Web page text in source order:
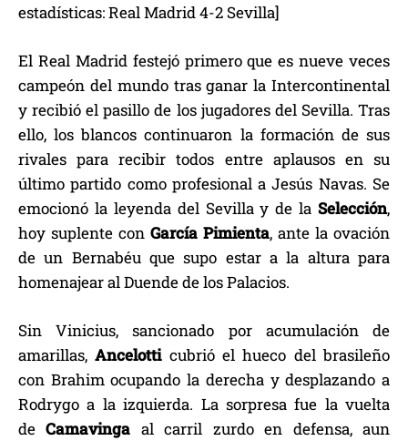
estadísticas: Real Madrid 4-2 Sevilla]
El Real Madrid festejó primero que es nueve veces
campeón del mundo tras ganar la Intercontinental
y recibió el pasillo de los jugadores del Sevilla. Tras
ello, los blancos continuaron la formación de sus
rivales para recibir todos entre aplausos en su
último partido como profesional a Jesús Navas. Se
emocionó la leyenda del Sevilla y de la Selección,
hoy suplente con García Pimienta, ante la ovación
de un Bernabéu que supo estar a la altura para
homenajear al Duende de los Palacios.
Sin Vinicius, sancionado por acumulación de
amarillas,Ancelotticubrió el hueco del brasileño
con Brahim ocupando la derecha y desplazando a
Rodrygo a la izquierda. La sorpresa fue la vuelta
deCamavinga al carril zurdo en defensa, aun